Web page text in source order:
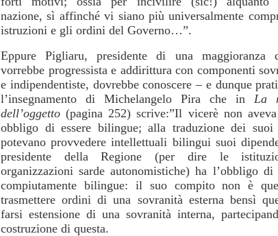
nazione, sì affinché vi siano più universalmente
istruzioni e gli ordini del Governo…”.
Eppure Pigliaru, presidente di una maggioranza
vorrebbe progressista e addirittura con componenti
e indipendentiste, dovrebbe conoscere – e dunque
l’insegnamento di Michelangelo Pira che in La
dell’oggetto(pagina 252) scrive:”Il vicerè non
obbligo di essere bilingue; alla traduzione dei suoi
potevano provvedere intellettuali bilingui suoi
presidente della Regione (per dire le
organizzazioni sarde autonomistiche) ha l’obbligo di
compiutamente bilingue: il suo compito non è
trasmettere ordini di una sovranità esterna bensì
farsi estensione di una sovranità interna,
costruzione di questa.